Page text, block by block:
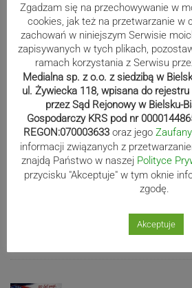
Sport
Mistrzowie świata
ZDJĘCIA
punkty. Liderzy
Zgadzam się na przechowywanie w
cookies, jak też na przetwarzanie w
zachowań w niniejszym Serwisie
zapisywanych w tych plikach,
ramach korzystania z Serwisu
Medialna sp. z o.o. z siedzibą w
ul. Żywiecka 118, wpisana do
przez Sąd Rejonowy w Bielsku-
Gospodarczy KRS pod nr
REGON:070003633 oraz jego
informacji związanych z
znajdą Państwo w naszej Polityce
przycisku "Akceptuje" w tym oknie
zgodę.
Akceptuje